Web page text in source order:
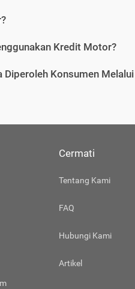
Kredit Motor?
Konsumen
Cermati
Tentang Kami
FAQ
Hubungi Kami
Artikel